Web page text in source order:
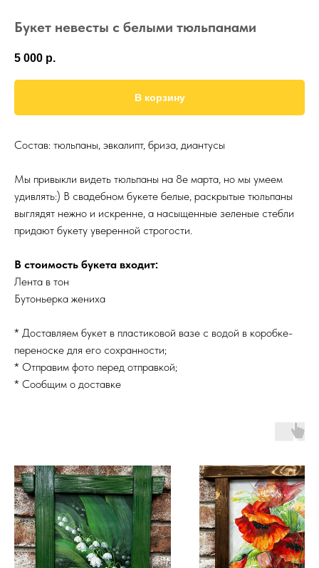
Букет невесты с белыми тюльпанами
5 000 р.
В корзину
Состав: тюльпаны, эвкалипт, бриза, диантусы
Мы привыкли видеть тюльпаны на 8е марта, но мы умеем
удивлять:) В свадебном букете белые, раскрытые тюльпаны
выглядят нежно и искренне, а насыщенные зеленые стебли
придают букету уверенной строгости.
В стоимость букета входит:
Лента в тон
Бутоньерка жениха
* Доставляем букет в пластиковой вазе с водой в коробке-
переноске для его сохранности;
* Отправим фото перед отправкой;
* Сообщим о доставке